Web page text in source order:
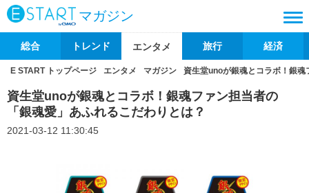
マガジン
総合 トレンド エンタメ 旅行 経済
E START トップページ エンタメ マガジン 資生堂unoが銀魂とコラボ！銀
資生堂unoが銀魂とコラボ！銀魂ファン担当者の
「銀魂愛」あふれるこだわりとは？
2021-03-12 11:30:45